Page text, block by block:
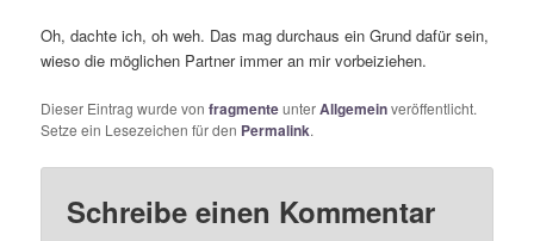
Oh, dachte ich, oh weh. Das mag durchaus ein Grund dafür sein,
wieso die möglichen Partner immer an mir vorbeiziehen.
Dieser Eintrag wurde vonfragmenteunterAllgemeinveröffentlicht.
Setze ein Lesezeichen für den Permalink.
Schreibe einen Kommentar